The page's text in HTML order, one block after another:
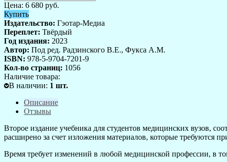
Цена: 6 680 руб.
Купить
Издательство: Гэотар-Медиа
Переплет: Твёрдый
Год издания: 2023
Автор: Под ред. Радзинского В.Е., Фукса А.М.
ISBN: 978-5-9704-7201-9
Кол-во страниц: 1056
Наличие товара:
В наличии: 1 шт.
Описание
Отзывы
Второе издание учебника для студентов медицинских вузов,
расширено за счет изложения материалов, которые
Время требует изменений в любой медицинской профессии, в